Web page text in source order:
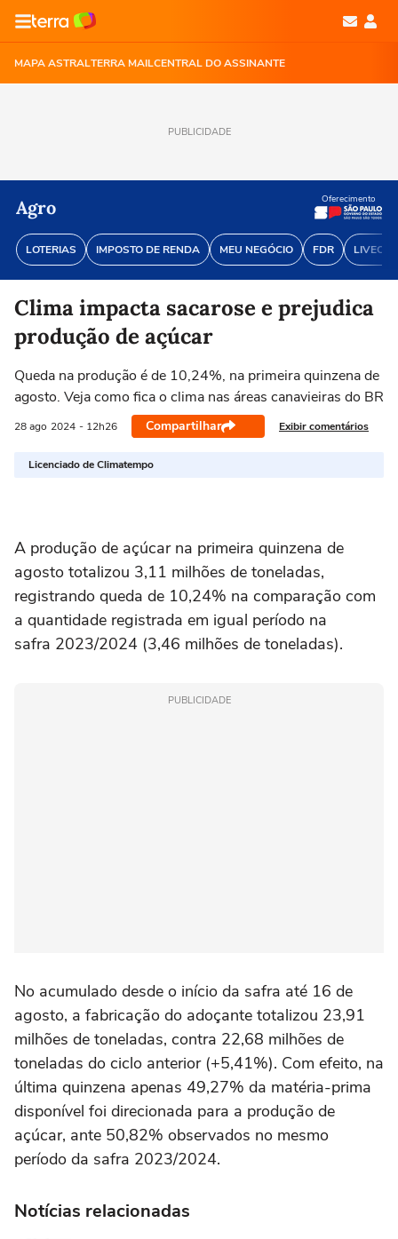
MAPA ASTRALTERRA MAILCENTRAL DO ASSINANTE
PUBLICIDADE
Agro
LOTERIAS IMPOSTO DE RENDA MEU NEGÓCIO FDR
Oferecimento
Clima impacta sacarose e prejudica
produção de açúcar
Queda na produção é de 10,24%, na primeira quinzena de
agosto. Veja como fica o clima nas áreas canavieiras do BR
28 ago 2024 - 12h26 Compartilhar Exibir comentários
Licenciado de Climatempo
A produção de açúcar na primeira quinzena de
agosto totalizou 3,11 milhões de toneladas,
registrando queda de 10,24% na comparação com
a quantidade registrada em igual período na
safra 2023/2024 (3,46 milhões de toneladas).
PUBLICIDADE
No acumulado desde o início da safra até 16 de
agosto, a fabricação do adoçante totalizou 23,91
milhões de toneladas, contra 22,68 milhões de
toneladas do ciclo anterior (+5,41%). Com efeito, na
última quinzena apenas 49,27% da matéria-prima
disponível foi direcionada para a produção de
açúcar, ante 50,82% observados no mesmo
período da safra 2023/2024.
Notícias relacionadas